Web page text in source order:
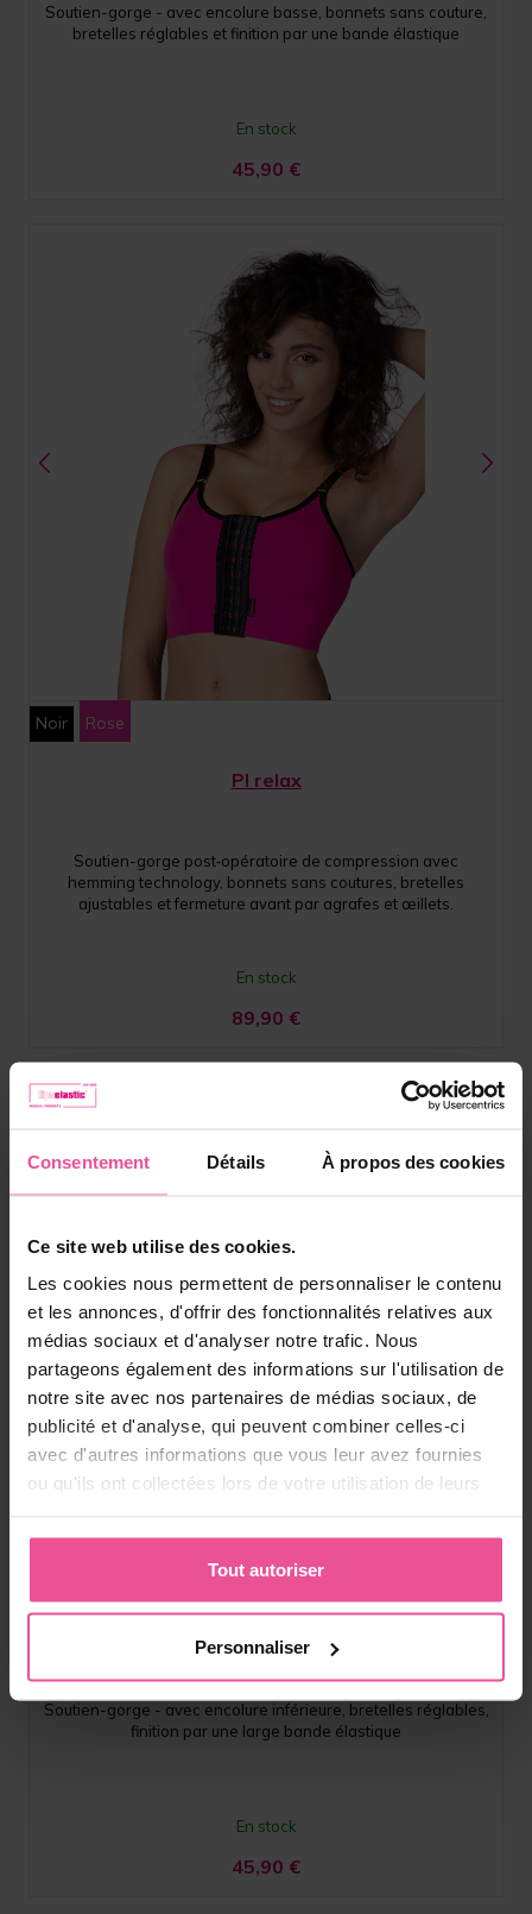
Consentement Détails À propos des cookies
Ce site web utilise des cookies.
Les cookies nous permettent de personnaliser le contenu
et les annonces, d'offrir des fonctionnalités relatives aux
médias sociaux et d'analyser notre trafic. Nous
partageons également des informations sur l'utilisation de
notre site avec nos partenaires de médias sociaux, de
publicité et d'analyse, qui peuvent combiner celles-ci
avec d'autres informations que vous leur avez fournies
ou qu'ils ont collectées lors de votre utilisation de leurs
Tout autoriser
Personnaliser
Soutien-gorge - avec encolure basse, bonnets sans couture,
bretelles réglables et finition par une bande élastique
En stock
45,90 €
Noir Rose
PI relax
Soutien-gorge post‑opératoire de compression avec
hemming technology, bonnets sans coutures, bretelles
ajustables et fermeture avant par agrafes et œillets.
En stock
89,90 €
Soutien-gorge - avec encolure inférieure, bretelles réglables,
finition par une large bande élastique
En stock
45,90 €